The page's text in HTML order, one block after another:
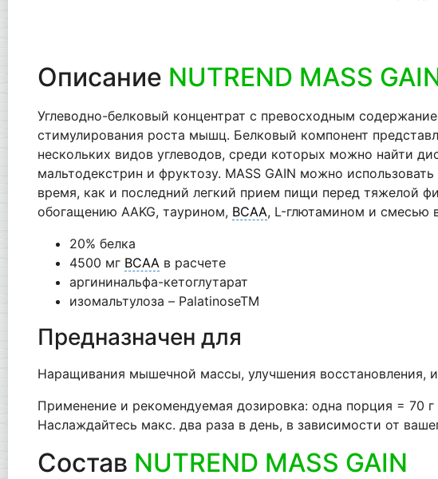
Описание NUTREND MASS
Углеводно-белковый концентрат с превосходным
стимулирования роста мышц. Белковый компонент
нескольких видов углеводов, среди которых можно найти
мальтодекстрин и фруктозу. MASS GAIN можно
время, как и последний легкий прием пищи перед тяжелой
обогащению AAKG, таурином, BCAA, L-глютамином и смесью
20% белка
4500 мг BCAA в расчете
аргининальфа-кетоглутарат
изомальтулоза – PalatinoseTM
Предназначен для
Наращивания мышечной массы, улучшения восстановления,
Применение и рекомендуемая дозировка: одна порция = 70
Наслаждайтесь макс. два раза в день, в зависимости от
Состав NUTREND MASS GAIN